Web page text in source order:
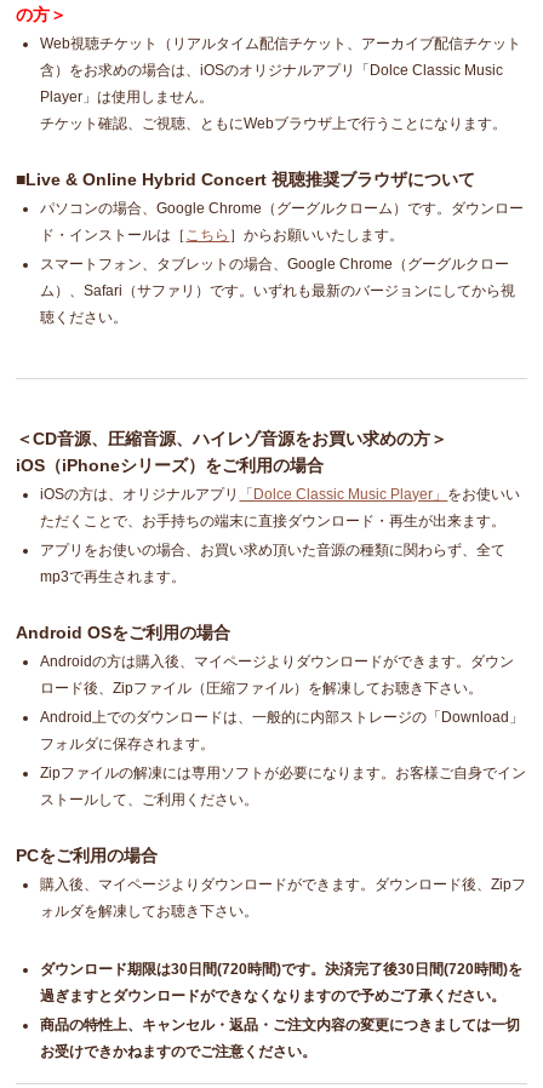
の方＞
Web視聴チケット（リアルタイム配信チケット、アーカイブ配信チケット
含）をお求めの場合は、iOSのオリジナルアプリ「Dolce Classic Music
Player」は使用しません。
チケット確認、ご視聴、ともにWebブラウザ上で行うことになります。
■Live & Online Hybrid Concert 視聴推奨ブラウザについて
パソコンの場合、Google Chrome（グーグルクローム）です。ダウンロー
ド・インストールは［ こちら ］からお願いいたします。
スマートフォン、タブレットの場合、Google Chrome（グーグルクロー
ム）、Safari（サファリ）です。いずれも最新のバージョンにしてから視
聴ください。
＜CD音源、圧縮音源、ハイレゾ音源をお買い求めの方＞
iOS（iPhoneシリーズ）をご利用の場合
iOSの方は、オリジナルアプリ 「Dolce Classic Music Player」 をお使いい
ただくことで、お手持ちの端末に直接ダウンロード・再生が出来ます。
アプリをお使いの場合、お買い求め頂いた音源の種類に関わらず、全て
mp3で再生されます。
Android OSをご利用の場合
Androidの方は購入後、マイページよりダウンロードができます。ダウン
ロード後、Zipファイル（圧縮ファイル）を解凍してお聴き下さい。
Android上でのダウンロードは、一般的に内部ストレージの「Download」
フォルダに保存されます。
Zipファイルの解凍には専用ソフトが必要になります。お客様ご自身でイン
ストールして、ご利用ください。
PCをご利用の場合
購入後、マイページよりダウンロードができます。ダウンロード後、Zipフ
ォルダを解凍してお聴き下さい。
ダウンロード期限は30日間(720時間)です。決済完了後30日間(720時間)を
過ぎますとダウンロードができなくなりますので予めご了承ください。
商品の特性上、キャンセル・返品・ご注文内容の変更につきましては一切
お受けできかねますのでご注意ください。